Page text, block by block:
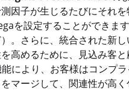
因子が生じるたびにそれ
を設定することができま
。さらに、統合された新
高めるために、見込み客
により、お客様はコンプ
マージして、関連性が高